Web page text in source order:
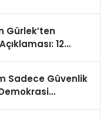
Gürlek’ten
12
Sadece Güvenlik